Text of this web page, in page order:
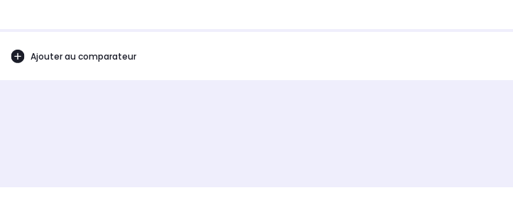
Ajouter au comparateur